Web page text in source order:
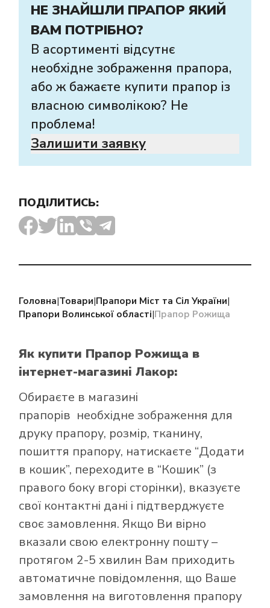
НЕ ЗНАЙШЛИ ПРАПОР ЯКИЙ
ВАМ ПОТРІБНО?
В асортименті відсутнє
необхідне зображення прапора,
або ж бажаєте купити прапор із
власною символікою? Не
проблема!
Залишити заявку
ПОДІЛИТИСЬ:
Головна|Товари|Прапори Міст та Сіл України|
Прапори Волинської області|Прапор Рожища
Як купити Прапор Рожища в
інтернет-магазині Лакор:
Обираєте в магазині
прапорів необхідне зображення для
друку прапору, розмір, тканину,
пошиття прапору, натискаєте “Додати
в кошик”, переходите в “Кошик” (з
правого боку вгорі сторінки), вказуєте
свої контактні дані і підтверджуєте
своє замовлення. Якщо Ви вірно
вказали свою електронну пошту –
протягом 2-5 хвилин Вам приходить
автоматичне повідомлення, що Ваше
замовлення на виготовлення прапору